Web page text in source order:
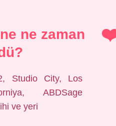
ne zaman
Studio City, Los
ABDSage
ve yeri